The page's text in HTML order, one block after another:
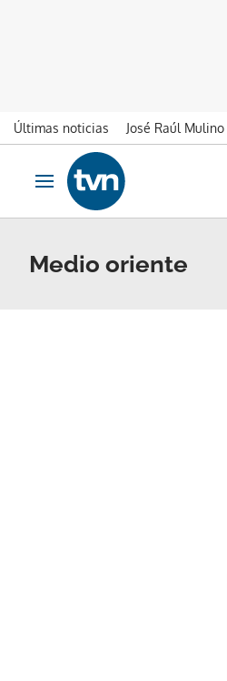
Últimas noticias José Raúl Mulino
Ir al contenido
Obrir navegació
Medio oriente